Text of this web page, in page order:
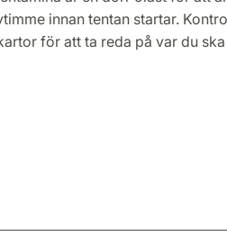
innan tentan startar.
för att ta reda på var du